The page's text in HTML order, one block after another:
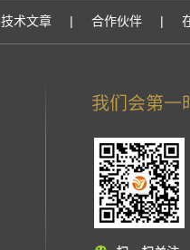
技术文章 | 合作伙伴 |